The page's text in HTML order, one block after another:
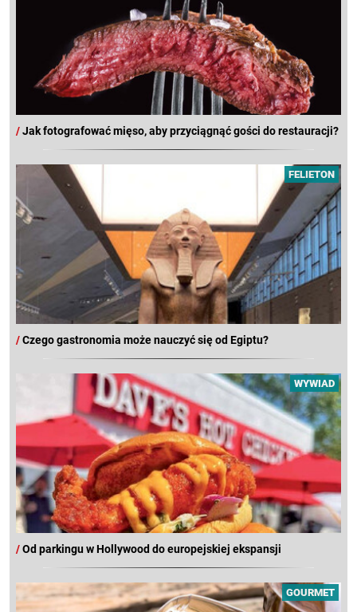
/Jak fotografować mięso, aby przyciągnąć gości do restauracji?
FELIETON
/Czego gastronomia może nauczyć się od Egiptu?
WYWIAD
/Od parkingu w Hollywood do europejskiej ekspansji
GOURMET